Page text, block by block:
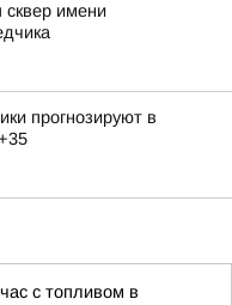
имени
прогнозируют в
с топливом в